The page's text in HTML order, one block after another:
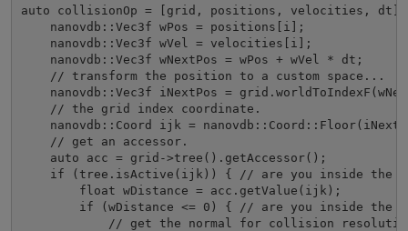
auto collisionOp = grid , positions , velocities , dt
    nanovdb
:: Vec3f wPos = positions i
];
    nanovdb
:: Vec3f wVel = velocities i
];
    nanovdb
:: Vec3f wNextPos = wPos + wVel * dt ;
// transform the position to a custom space...
    nanovdb
:: Vec3f iNextPos = grid . worldToIndexF (
// the grid index coordinate.
    nanovdb
:: Coord ijk = nanovdb :: Coord :: Floor(
// get an accessor.
auto acc = grid ->tree (). getAccessor();
if
( tree . isActive ( ijk )) {
// are you inside the
float wDistance = acc . getValue ( ijk );
if
( wDistance <= 0 ) {
// are you inside the
// get the normal for collision